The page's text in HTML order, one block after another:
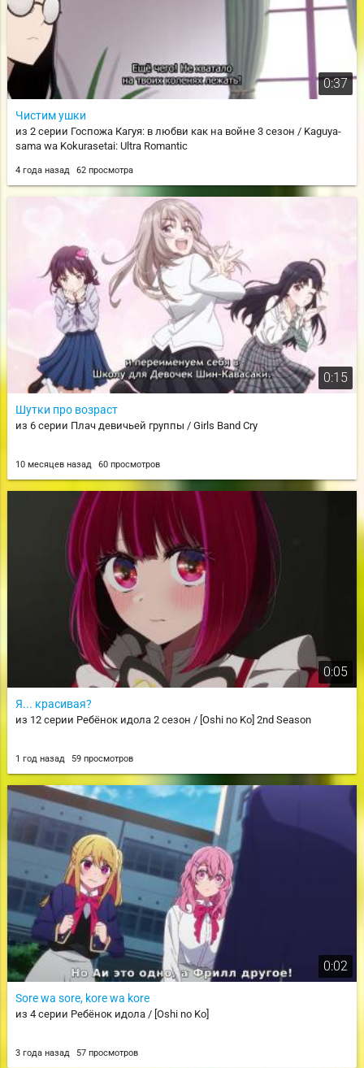
0:37
Чистим ушки
из 2 серии Госпожа Кагуя: в любви как на войне 3 сезон / Kaguya-
sama wa Kokurasetai: Ultra Romantic
4 года назад 62 просмотра
0:15
Шутки про возраст
из 6 серии Плач девичьей группы / Girls Band Cry
10 месяцев назад 60 просмотров
0:05
Я... красивая?
из 12 серии Ребёнок идола 2 сезон / [Oshi no Ko] 2nd Season
1 год назад 59 просмотров
0:02
Sore wa sore, kore wa kore
из 4 серии Ребёнок идола / [Oshi no Ko]
3 года назад 57 просмотров